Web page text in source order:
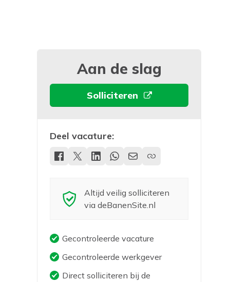
Aan de slag
Solliciteren
Deel vacature:
Altijd veilig solliciteren
via deBanenSite.nl
Gecontroleerde vacature
Gecontroleerde werkgever
Direct solliciteren bij de